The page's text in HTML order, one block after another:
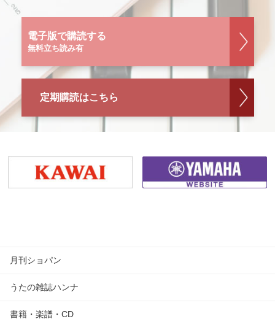
電子版で購読する
無料立ち読み有
定期購読はこちら
月刊ショパン
うたの雑誌ハンナ
書籍・楽譜・CD